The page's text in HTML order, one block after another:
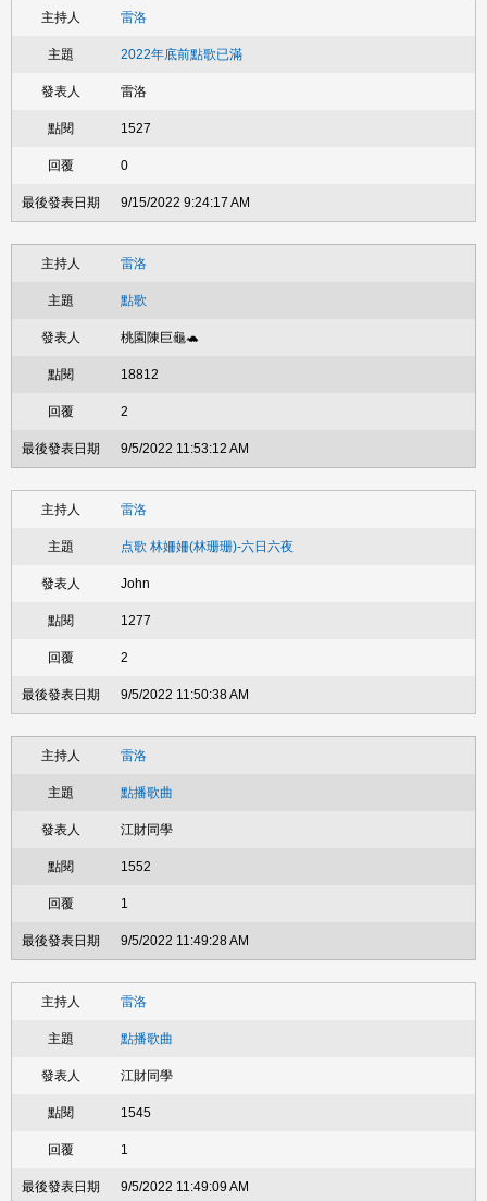
雷洛
2022年底前點歌已滿
雷洛
1527
0
9/15/2022 9:24:17 AM
雷洛
點歌
桃園陳巨龜🐢
18812
2
9/5/2022 11:53:12 AM
雷洛
点歌 林姍姍(林珊珊)-六日六夜
John
1277
2
9/5/2022 11:50:38 AM
雷洛
點播歌曲
江財同學
1552
1
9/5/2022 11:49:28 AM
雷洛
點播歌曲
江財同學
1545
1
9/5/2022 11:49:09 AM